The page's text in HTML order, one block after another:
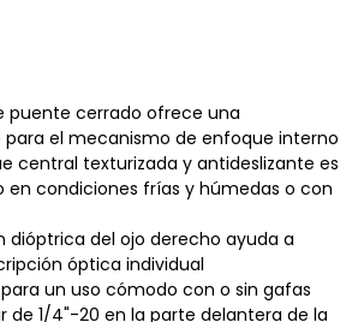
puente cerrado ofrece una
el mecanismo de enfoque interno
central texturizada y antideslizante es
en condiciones frías y húmedas o con
dióptrica del ojo derecho ayuda a
óptica individual
un uso cómodo con o sin gafas
de 1/4"-20 en la parte delantera de la